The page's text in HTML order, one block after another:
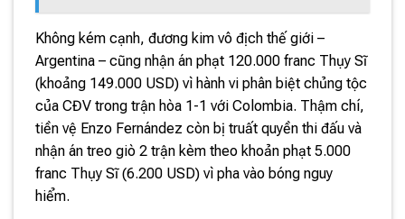
Không kém cạnh, đương kim vô địch thế giới –
Argentina – cũng nhận án phạt 120.000 franc Thụy Sĩ
(khoảng 149.000 USD) vì hành vi phân biệt chủng tộc
của CĐV trong trận hòa 1-1 với Colombia. Thậm chí,
tiền vệ Enzo Fernández còn bị truất quyền thi đấu và
nhận án treo giò 2 trận kèm theo khoản phạt 5.000
franc Thụy Sĩ (6.200 USD) vì pha vào bóng nguy
hiểm.